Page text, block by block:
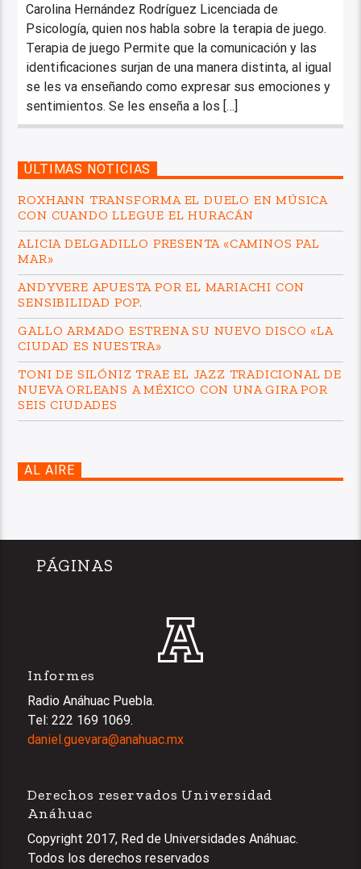
Carolina Hernández Rodríguez Licenciada de
Psicología, quien nos habla sobre la terapia de juego.
Terapia de juego Permite que la comunicación y las
identificaciones surjan de una manera distinta, al igual
se les va enseñando como expresar sus emociones y
sentimientos. Se les enseña a los […]
ÚLTIMAS NOTICIAS
ROXHANN TRANSFORMA EL DUELO EN MÚSICA
CON CUANDO LLEGUE EL HURACÁN
ALICIA DELGADILLO PRESENTA «CAMINOS PAL
MAR»
ANDYVERE APUESTA POR EL MARIACHI CON
SENSIBILIDAD POP.
GALLO ARMADO ESTRENA SU NUEVO DISCO «LA
CIUDAD ES NUESTRA»
TONI DE SILÓNIZ TRAE EL JAZZ TRADICIONAL DE
NUEVA ORLEANS A MÉXICO CON UNA GIRA POR
SEIS CIUDADES
AL AIRE
PÁGINAS
Informes
Radio Anáhuac Puebla.
Tel: 222 169 1069.
daniel.guevara@anahuac.mx
Derechos reservados Universidad
Anáhuac
Copyright 2017, Red de Universidades Anáhuac.
Todos los derechos reservados